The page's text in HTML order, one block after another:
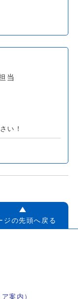
当
い！
ジの先頭へ戻る
案内）